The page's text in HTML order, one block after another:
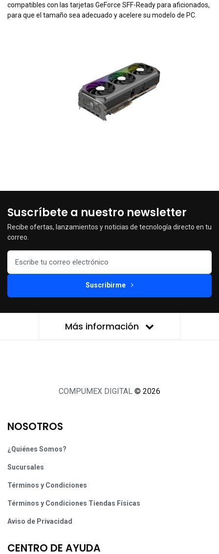
compatibles con las tarjetas GeForce SFF-Ready para aficionados,
para que el tamaño sea adecuado y acelere su modelo de PC.
Suscríbete a nuestro newsletter
Recibe ofertas, lanzamientos y noticias de tecnología directo en tu
correo.
Suscribirme
Más información
COMPUMEX DIGITAL © 2026
NOSOTROS
¿Quiénes Somos?
Sucursales
Términos y Condiciones
Términos y Condiciones Tiendas Físicas
Aviso de Privacidad
CENTRO DE AYUDA